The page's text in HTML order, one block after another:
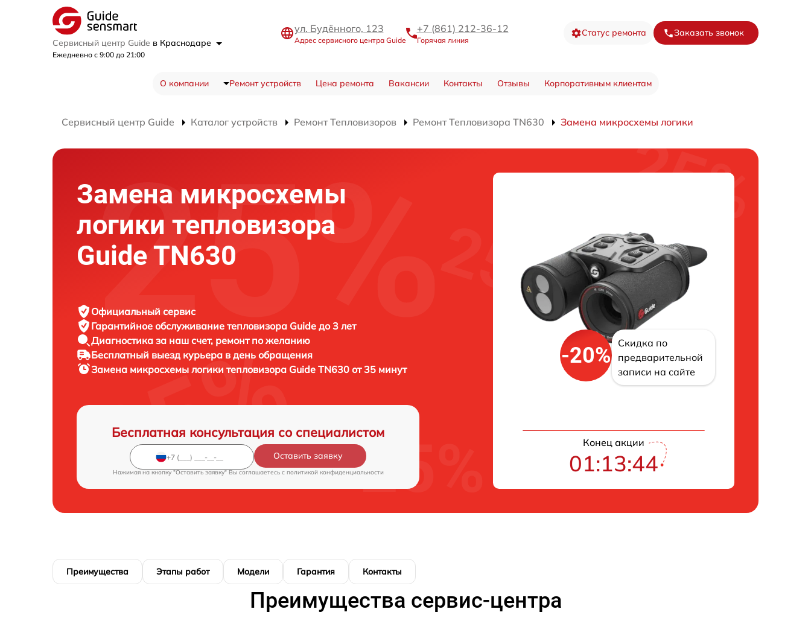
Сервисный центр Guide в Краснодаре
Ежедневно с 9:00 до 21:00
ул. Будённого, 123
Адрес сервисного центра Guide
+7 (861) 212-36-12
Горячая линия
Статус ремонта Заказать звонок
О компании Ремонт устройств Цена ремонта Вакансии Контакты Отзывы Корпоративным клиентам
Сервисный центр Guide Каталог устройств Ремонт Тепловизоров Ремонт Тепловизора TN630 Замена микросхемы логики
Замена микросхемы
логики тепловизора
Guide TN630
Официальный сервис
Гарантийное обслуживание тепловизора Guide до 3 лет
Диагностика за наш счет, ремонт по желанию
Бесплатный выезд курьера в день обращения
Замена микросхемы логики тепловизора Guide TN630 от 35 минут
Бесплатная консультация со специалистом
Оставить заявку
Нажимая на кнопку "Оставить заявку" Вы соглашаетесь c политикой конфиденциальности
-20%
Скидка по
предварительной
записи на сайте
Конец акции
01:13:43
Преимущества Этапы работ Модели Гарантия Контакты
Преимущества сервис-центра